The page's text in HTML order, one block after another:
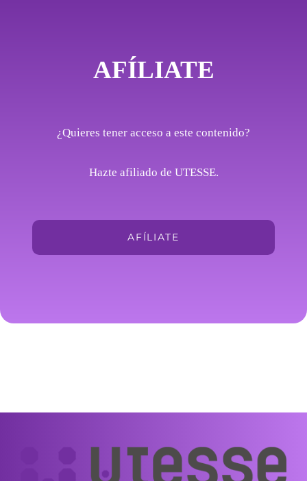
AFÍLIATE
¿Quieres tener acceso a este contenido?
Hazte afiliado de UTESSE.
AFÍLIATE